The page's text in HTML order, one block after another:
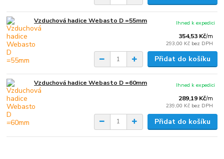
Vzduchová hadice Webasto D =55mm
354,53 Kč/m
293,00 Kč bez DPH
Ihned k expedici
Přidat do košíku
Vzduchová hadice Webasto D =60mm
289,19 Kč/m
239,00 Kč bez DPH
Ihned k expedici
Přidat do košíku